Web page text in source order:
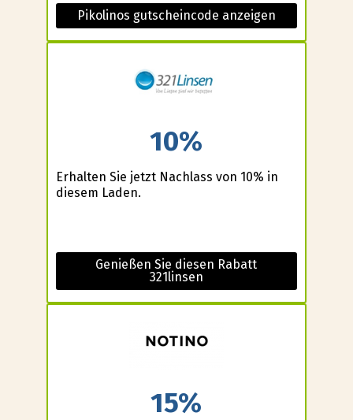
Pikolinos gutscheincode anzeigen
10%
Erhalten Sie jetzt Nachlass von 10% in
diesem Laden.
Genießen Sie diesen Rabatt
321linsen
15%